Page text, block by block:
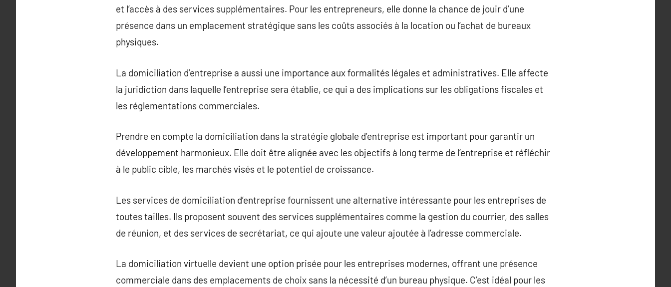
et l’accès à des services supplémentaires. Pour les entrepreneurs, elle donne la chance de jouir d’une
présence dans un emplacement stratégique sans les coûts associés à la location ou l’achat de bureaux
physiques.
La domiciliation d’entreprise a aussi une importance aux formalités légales et administratives. Elle affecte
la juridiction dans laquelle l’entreprise sera établie, ce qui a des implications sur les obligations fiscales et
les réglementations commerciales.
Prendre en compte la domiciliation dans la stratégie globale d’entreprise est important pour garantir un
développement harmonieux. Elle doit être alignée avec les objectifs à long terme de l’entreprise et réfléchir
à le public cible, les marchés visés et le potentiel de croissance.
Les services de domiciliation d’entreprise fournissent une alternative intéressante pour les entreprises de
toutes tailles. Ils proposent souvent des services supplémentaires comme la gestion du courrier, des salles
de réunion, et des services de secrétariat, ce qui ajoute une valeur ajoutée à l’adresse commerciale.
La domiciliation virtuelle devient une option prisée pour les entreprises modernes, offrant une présence
commerciale dans des emplacements de choix sans la nécessité d’un bureau physique. C’est idéal pour les